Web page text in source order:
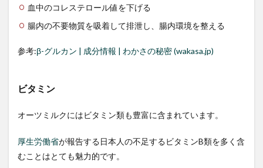
ビニ
スス
で購
2.5
ーバ
ック
オー
ツミ
ルク
血中のコレステロール値を下げる
腸内の不要物質を吸着して排泄し、腸内環境を整える
参考:β-グルカン | 成分情報 | わかさの秘密 (wakasa.jp)
ビタミン
オーツミルクにはビタミン類も豊富に含まれています。
厚生労働省が報告する日本人の不足するビタミンB類を多く含
むことはとても魅力的です。